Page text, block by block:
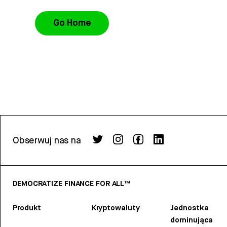
Go Home
Obserwuj nas na
DEMOCRATIZE FINANCE FOR ALL™
Produkt Kryptowaluty
Jednostka
dominująca